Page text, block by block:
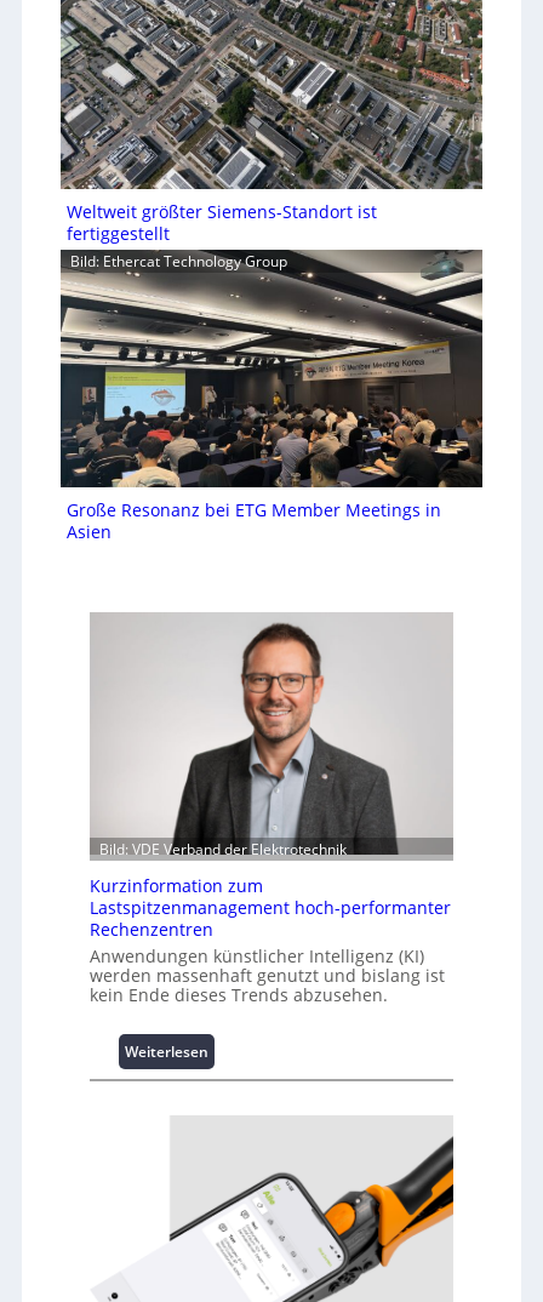
Weltweit größter Siemens-Standort ist
fertiggestellt
Bild: Ethercat Technology Group
Große Resonanz bei ETG Member Meetings in
Asien
Bild: VDE Verband der Elektrotechnik
Kurzinformation zum
Lastspitzenmanagement hoch-performanter
Rechenzentren
Anwendungen künstlicher Intelligenz (KI)
werden massenhaft genutzt und bislang ist
kein Ende dieses Trends abzusehen.
Weiterlesen:
K
r
f